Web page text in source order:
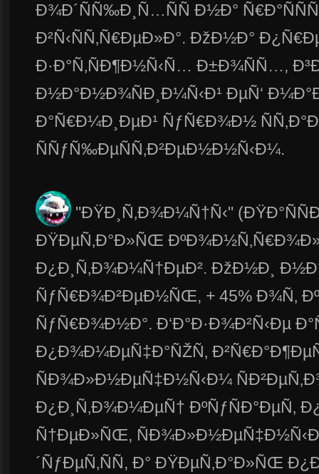
Ð¾Ð´ÑÑ‰Ð¸Ñ…ÑÑ Ð½Ð°
Ð²Ñ‹ÑÑ‚Ñ€ÐµÐ»Ð°. ÐžÐ½Ð°
Ð·Ð°Ñ‚ÑÐ¶Ð½Ñ‹Ñ… Ð±Ð¾ÑÑ…,
Ð½Ð°Ð½Ð¾ÑÐ¸Ð¼Ñ‹Ð¹ ÐµÑ‘
Ð°Ñ€Ð¼Ð¸ÐµÐ¹ ÑƒÑ€Ð¾Ð½
ÑÑƒÑ‰ÐµÑÑ‚Ð²ÐµÐ½Ð½Ñ‹Ð¼.
"ÐŸÐ¸Ñ‚Ð¾Ð¼Ñ†Ñ‹"
ÐŸÐµÑ‚Ð°Ð»ÑŒ
Ð¿Ð¸Ñ‚Ð¾Ð¼Ñ†ÐµÐ². ÐžÐ½Ð¸
ÑƒÑ€Ð¾Ð²ÐµÐ½ÑŒ, + 45% Ð¾Ñ‚
ÑƒÑ€Ð¾Ð½Ð°. Ð‘Ð°Ð·Ð¾Ð²Ñ‹Ðµ
Ð¿Ð¾Ð¼ÐµÑ‡Ð°ÑŽÑ‚
ÑÐ¾Ð»Ð½ÐµÑ‡Ð½Ñ‹Ð¼
Ð¿Ð¸Ñ‚Ð¾Ð¼ÐµÑ†
Ñ†ÐµÐ»ÑŒ,
´ÑƒÐµÑ‚ÑÑ, Ð° ÐŸÐµÑ‚Ð°Ð»ÑŒ